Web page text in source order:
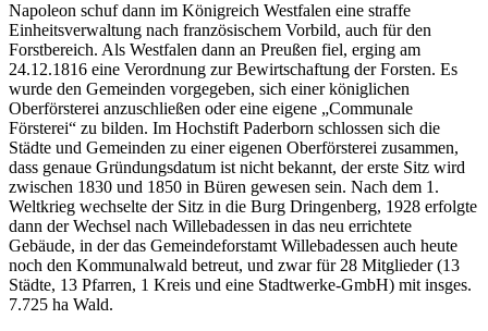
Napoleon schuf dann im Königreich Westfalen eine straffe
Einheitsverwaltung nach französischem Vorbild, auch für den
Forstbereich. Als Westfalen dann an Preußen fiel, erging am
24.12.1816 eine Verordnung zur Bewirtschaftung der Forsten. Es
wurde den Gemeinden vorgegeben, sich einer königlichen
Oberförsterei anzuschließen oder eine eigene „Communale
Försterei“ zu bilden. Im Hochstift Paderborn schlossen sich die
Städte und Gemeinden zu einer eigenen Oberförsterei zusammen,
dass genaue Gründungsdatum ist nicht bekannt, der erste Sitz wird
zwischen 1830 und 1850 in Büren gewesen sein. Nach dem 1.
Weltkrieg wechselte der Sitz in die Burg Dringenberg, 1928 erfolgte
dann der Wechsel nach Willebadessen in das neu errichtete
Gebäude, in der das Gemeindeforstamt Willebadessen auch heute
noch den Kommunalwald betreut, und zwar für 28 Mitglieder (13
Städte, 13 Pfarren, 1 Kreis und eine Stadtwerke-GmbH) mit insges.
7.725 ha Wald.